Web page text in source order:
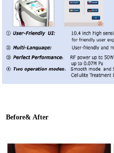
Before& After